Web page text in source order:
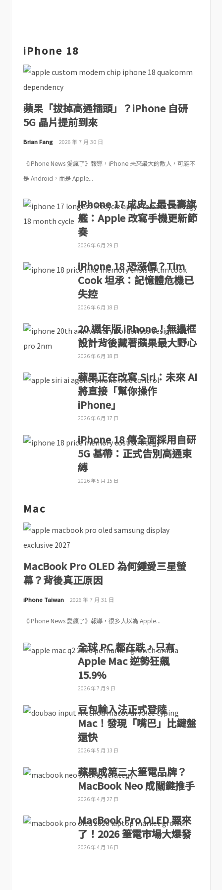
iPhone 18
蘋果「拔掉高通插頭」？iPhone 自研
5G 晶片提前到來
Brian Fang 2026 年 7 月 30 日
《iPhone News 愛瘋了》報導，iPhone 未來最大的敵人，可能不
是 Android，而是 Apple...
iPhone 17 成史上最長壽旗
艦：Apple 改寫手機更新節
奏
2026 年 6 月 29 日
iPhone 18 恐漲價？Tim
Cook 坦承：記憶體危機已
失控
2026 年 6 月 18 日
20 週年版 iPhone！無邊框
設計背後藏著蘋果最大野心
2026 年 6 月 18 日
蘋果正在改寫 Siri：未來 AI
將直接「幫你操作
iPhone」
2026 年 6 月 17 日
iPhone 18 傳全面採用自研
5G 基帶：正式告別高通束
縛
2026 年 5 月 15 日
Mac
MacBook Pro OLED 為何鍾愛三星螢
幕？背後真正原因
iPhone Taiwan 2026 年 7 月 31 日
《iPhone News 愛瘋了》報導，很多人以為 Apple...
全球 PC 都在跌，只有
Apple Mac 逆勢狂飆
15.9%
2026 年 7 月 9 日
豆包輸入法正式登陸
Mac！發現「嘴巴」比鍵盤
還快
2026 年 5 月 13 日
蘋果成第三大筆電品牌？
MacBook Neo 成關鍵推手
2026 年 4 月 27 日
MacBook Pro OLED 要來
了！2026 筆電市場大爆發
2026 年 4 月 16 日